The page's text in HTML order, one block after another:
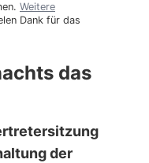
Weitere
Dank für das
das
der